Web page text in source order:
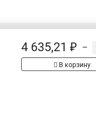
товарах на сайте имеет
проверяйте товар
4 635,21 ₽ –
В корзину